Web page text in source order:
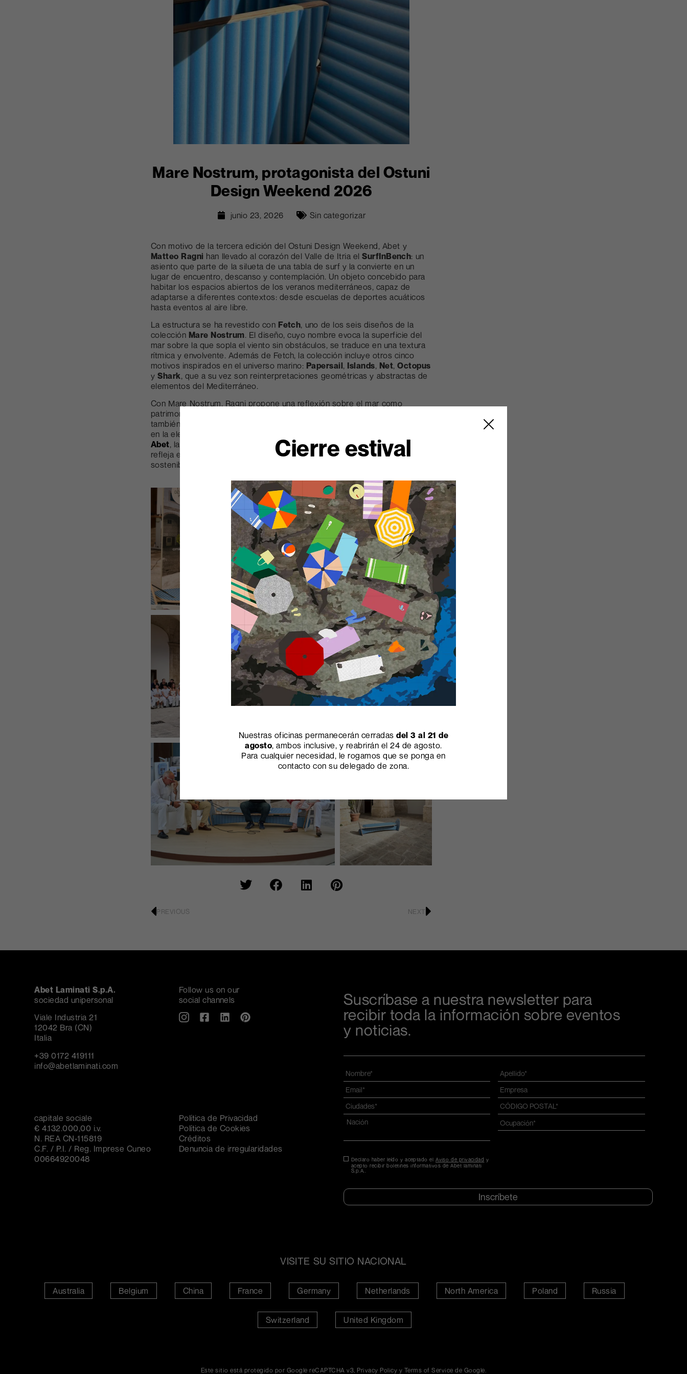
Mare Nostrum, protagonista del Ostuni
Design Weekend 2026
junio 23, 2026 Sin categorizar
Con motivo de la tercera edición del Ostuni Design Weekend, Abet y
Matteo Ragni han llevado al corazón del Valle de Itria elSurfInBench: un
asiento que parte de la silueta de una tabla de surf y la convierte en un
lugar de encuentro, descanso y contemplación. Un objeto concebido para
habitar los espacios abiertos de los veranos mediterráneos, capaz de
adaptarse a diferentes contextos: desde escuelas de deportes acuáticos
hasta eventos al aire libre.
La estructura se ha revestido con Fetch, uno de los seis diseños de la
colección Mare Nostrum. El diseño, cuyo nombre evoca la superficie del
mar sobre la que sopla el viento sin obstáculos, se traduce en una textura
rítmica y envolvente. Además de Fetch, la colección incluye otros cinco
motivos inspirados en el universo marino: Papersail, Islands, Net,Octopus
yShark, que a su vez son reinterpretaciones geométricas y abstractas de
elementos del Mediterráneo.
Con Mare Nostrum, Ragni propone una reflexión sobre el mar como
patrimonio colectivo: símbolo de vitalidad, biodiversidad e intercambio, pero
también ecosistema frágil. Un compromiso que se hace aún más concreto
en la elección del material: la colección, de hecho, está fabricada en
Abet, laminado con papel kraft 100 % reciclado postconsumo, lo que
refleja el compromiso de Abet Laminati con un diseño más consciente y
sostenible
PREVIOUS NEXT
Abet Laminati S.p.A.
sociedad unipersonal
Viale Industria 21
12042 Bra (CN)
Italia
+39 0172 419111
info@abetlaminati.com
Follow us on our
social channels
capitale sociale
€ 4.132.000,00 i.v.
N. REA CN-115819
C.F. / P.I. / Reg. Imprese Cuneo
00664920048
Política de Privacidad
Política de Cookies
Créditos
Denuncia de irregularidades
Suscríbase a nuestra newsletter para
recibir toda la información sobre eventos
y noticias.
Nombre Apellido
Email
Azienda
Ciudades
CÓDIGO
POSTAL *
Dirección
Nazione*
Ocupación
Consentimiento *
Declaro haber leído y aceptado elAviso de privacidad y
acepto recibir boletines informativos de Abet laminati
S.p.A..
VISITE SU SITIO NACIONAL
Australia Belgium China France Germany Netherlands North America Poland Russia
Switzerland United Kingdom
Este sitio está protegido por Google reCAPTCHA v3, Privacy Policy y Terms of Service de Google.
Cierre estival
Nuestras oficinas permanecerán cerradas del 3 al 21 de
agosto, ambos inclusive, y reabrirán el 24 de agosto.
Para cualquier necesidad, le rogamos que se ponga en
contacto con su delegado de zona.